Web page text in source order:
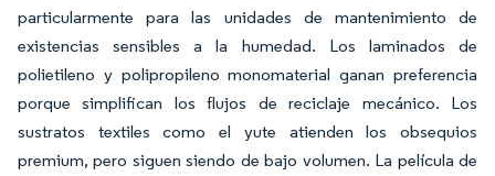
particularmente para las unidades de mantenimiento de
existencias sensibles a la humedad. Los laminados de
polietileno y polipropileno monomaterial ganan preferencia
porque simplifican los flujos de reciclaje mecánico. Los
sustratos textiles como el yute atienden los obsequios
premium, pero siguen siendo de bajo volumen. La película de